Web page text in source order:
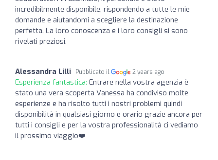
incredibilmente disponibile, rispondendo a tutte le mie
domande e aiutandomi a scegliere la destinazione
perfetta. La loro conoscenza e i loro consigli si sono
rivelati preziosi.
Alessandra Lilli Pubblicato il 2 years ago
Esperienza fantastica: Entrare nella vostra agenzia è
stato una vera scoperta Vanessa ha condiviso molte
esperienze e ha risolto tutti i nostri problemi quindi
disponibilità in qualsiasi giorno e orario grazie ancora per
tutti i consigli e per la vostra professionalità ci vediamo
il prossimo viaggio❤️